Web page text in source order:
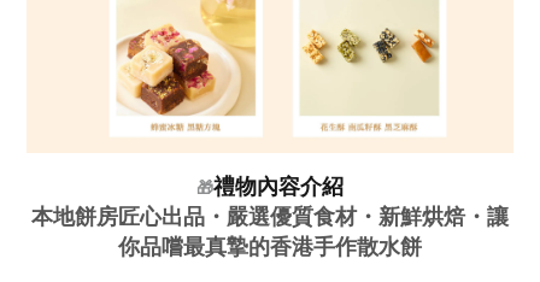
🎁禮物內容介紹
本地餅房匠心出品・嚴選優質食材・新鮮烘焙・讓
你品嚐最真摯的香港手作散水餅